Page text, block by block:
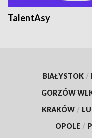
TalentAsy
BIAŁYSTOK /
GORZÓW
KRAKÓW /
OPOLE /